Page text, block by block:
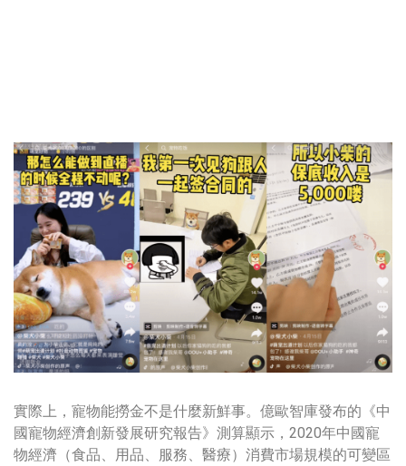
實際上，寵物能撈金不是什麼新鮮事。億歐智庫發布的《中
國寵物經濟創新發展研究報告》測算顯示，2020年中國寵
物經濟（食品、用品、服務、醫療）消費市場規模的可變區